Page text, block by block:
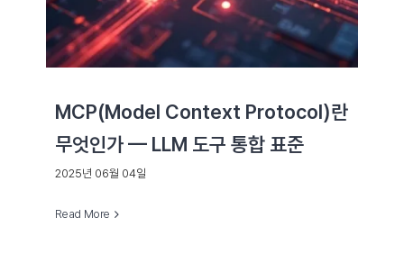
MCP(Model Context Protocol)란
무엇인가 — LLM 도구 통합 표준
2025년 06월 04일
Read More